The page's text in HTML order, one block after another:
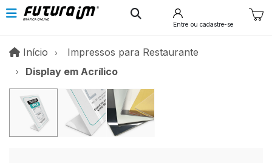
Entre ou cadastre-se
Início InícioImpressos para Restaurante
Display em Acrílico